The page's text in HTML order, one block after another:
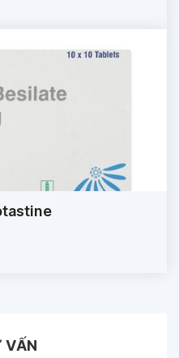
VẤN